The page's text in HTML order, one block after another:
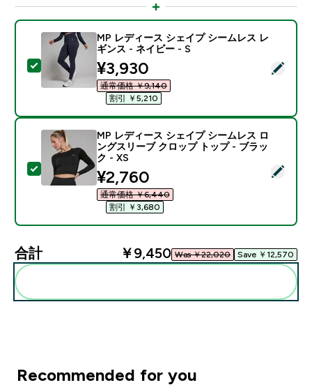
この商品を選択 - MP レディース シェイプ シームレ
MP レディース シェイプ シームレス レ
ギンス - ネイビー - S
discounted price
¥3,930‎
通常価格 ￥9,140‎
割引 ￥5,210‎
この商品を選択 - MP レディース シェイプ シームレ
MP レディース シェイプ シームレス ロ
ングスリーブ クロップ トップ - ブラッ
ク - XS
discounted price
¥2,760‎
通常価格 ￥6,440‎
割引 ￥3,680‎
合計 ￥9,450‎ Was ￥22,020‎ Save ￥12,570‎
Recommended for you